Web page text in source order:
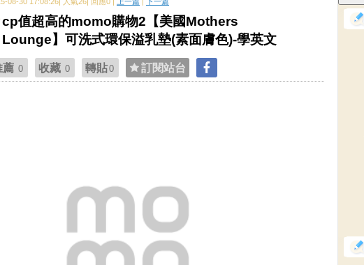
cp值超高的momo購物2【美國Mothers
Lounge】可洗式環保溢乳墊(素面膚色)-學英文
薦 0 收藏 0 轉貼0 訂閱站台